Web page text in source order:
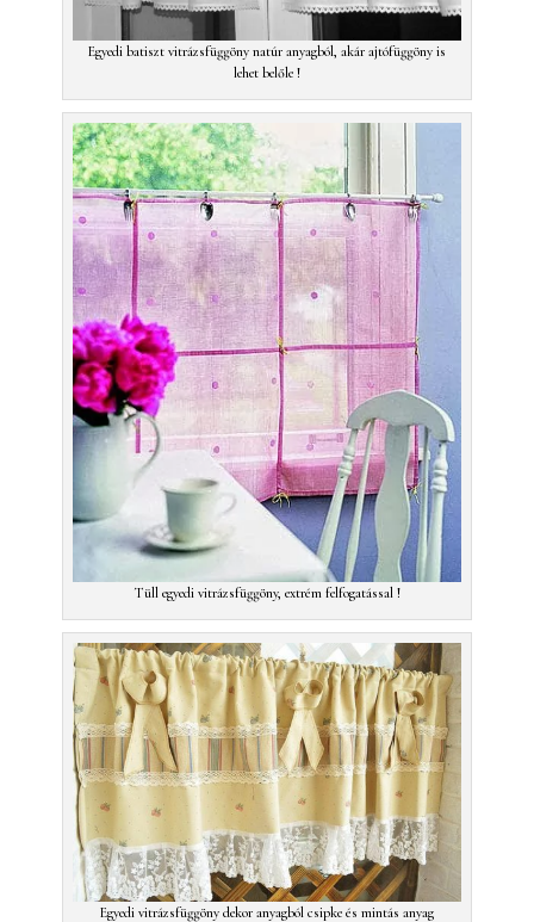
Egyedi batiszt vitrázsfüggöny natúr anyagból, akár ajtófüggöny is
lehet belőle !
Tüll egyedi vitrázsfüggöny, extrém felfogatással !
Egyedi vitrázsfüggöny dekor anyagból csipke és mintás anyag